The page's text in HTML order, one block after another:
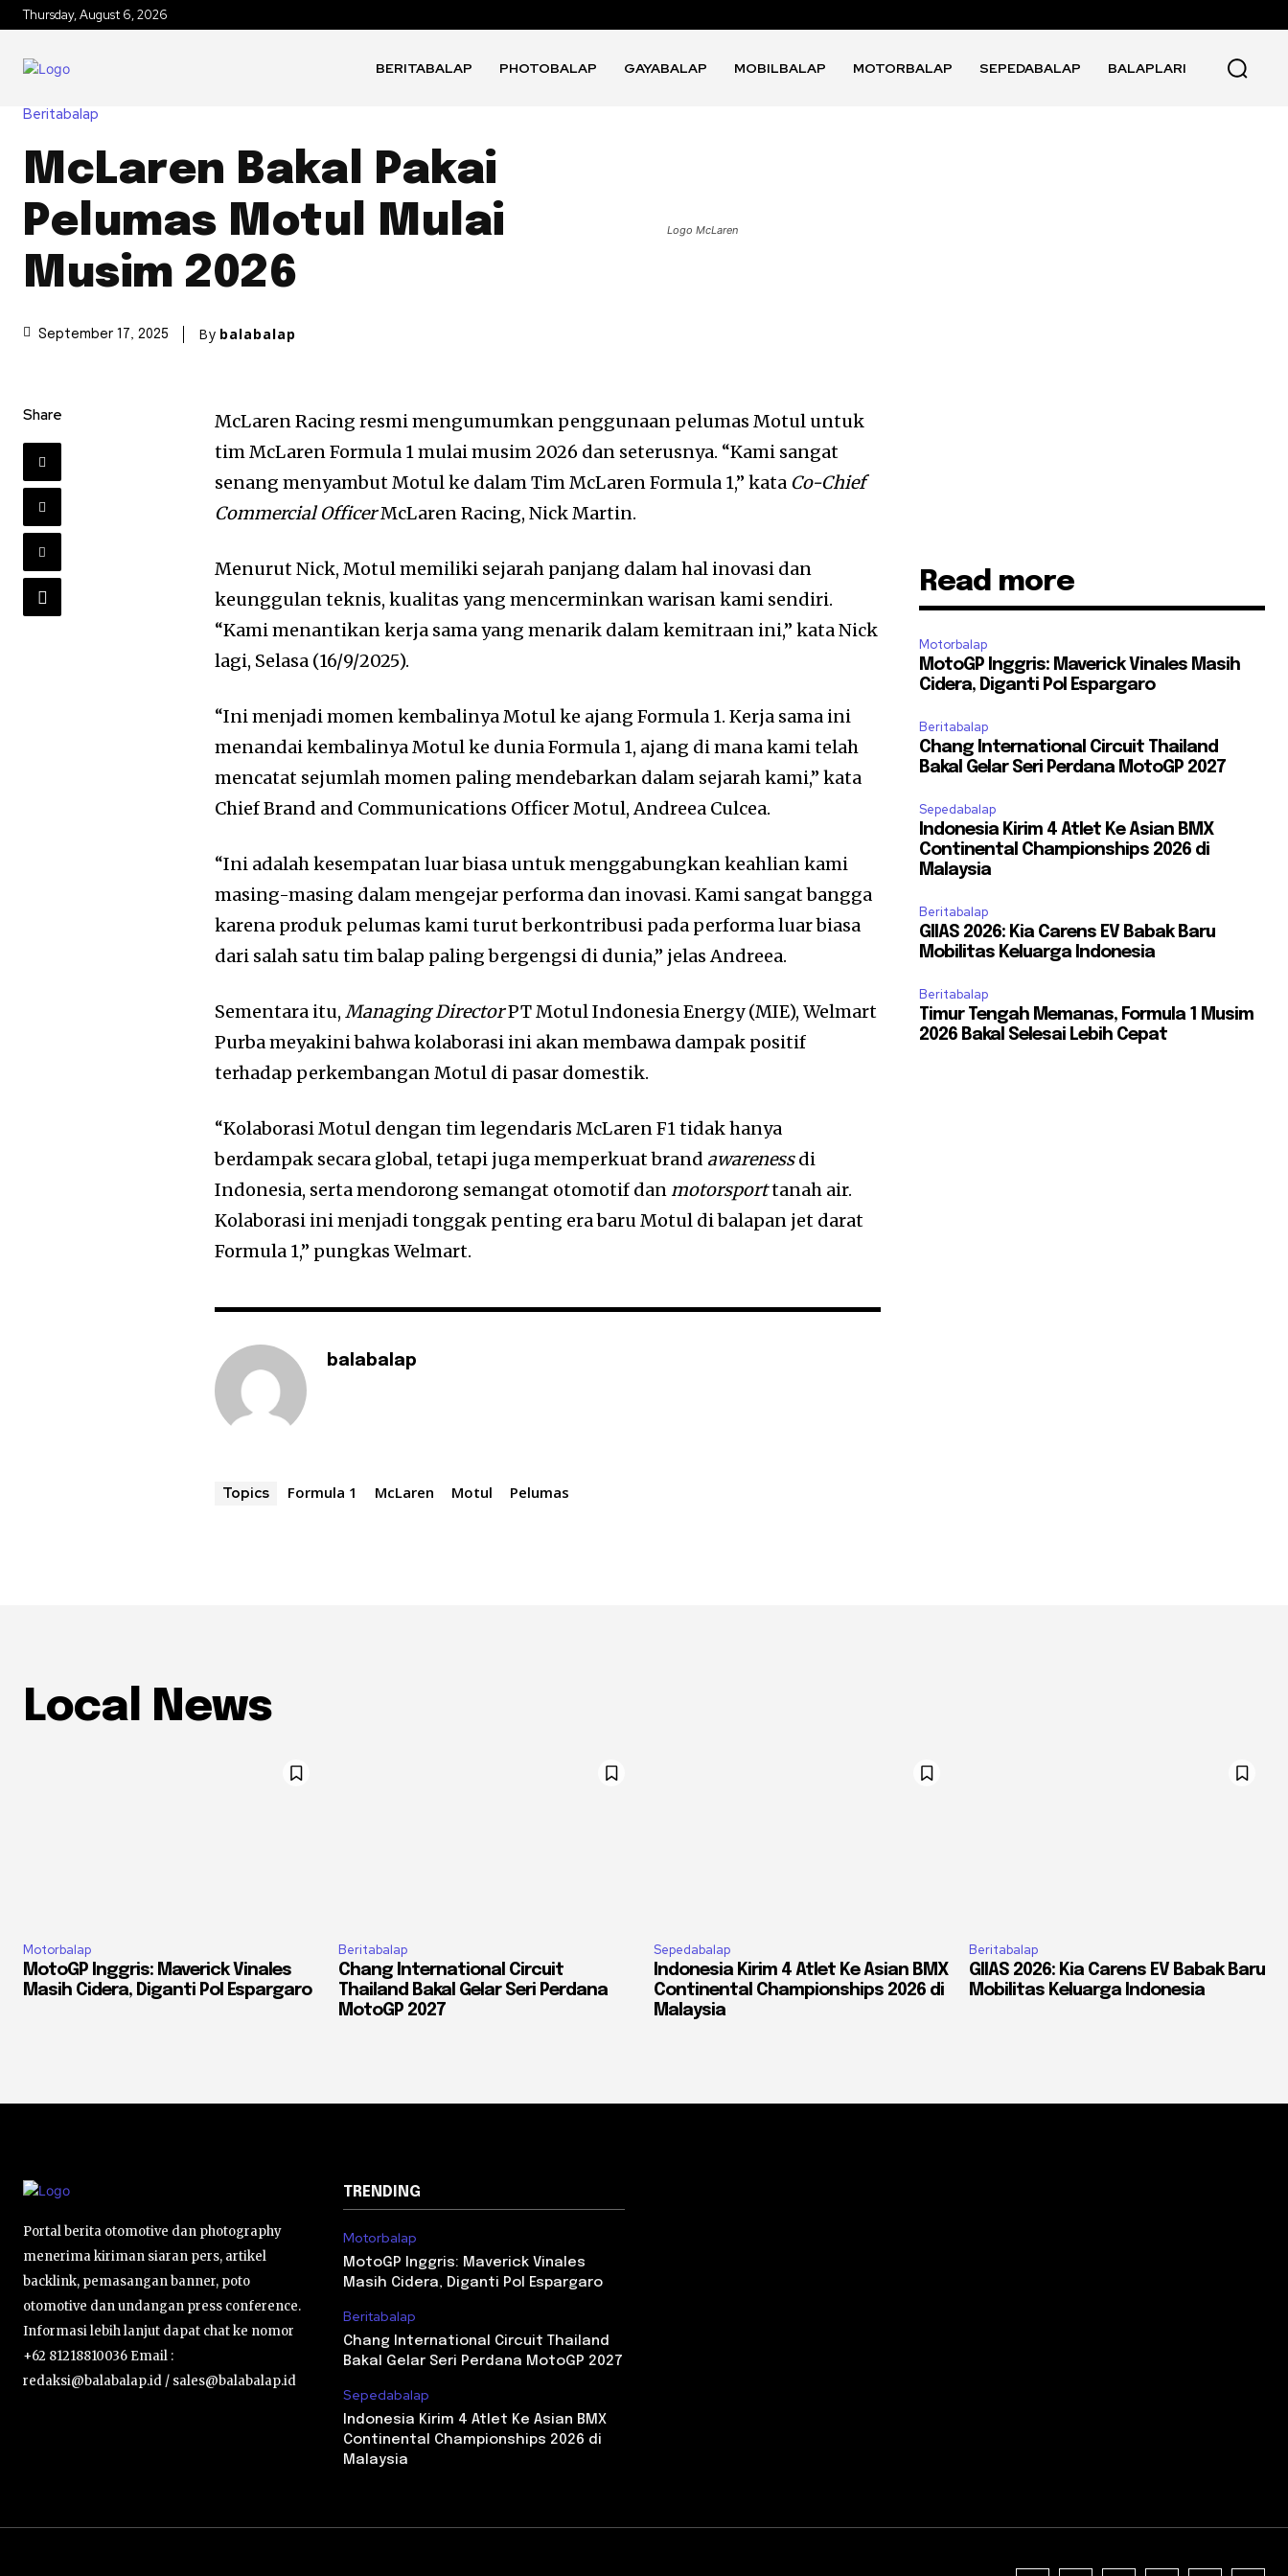
Thursday, August 6, 2026
BERITABALAP PHOTOBALAP GAYABALAP MOBILBALAP MOTORBALAP SEPEDABALAP BALAPLARI
Beritabalap
McLaren Bakal Pakai
Pelumas Motul Mulai
Musim 2026
September 17, 2025 By balabalap
Logo McLaren
Share
McLaren Racing resmi mengumumkan penggunaan pelumas Motul untuk
tim McLaren Formula 1 mulai musim 2026 dan seterusnya. “Kami sangat
senang menyambut Motul ke dalam Tim McLaren Formula 1,” kata Co-Chief
Commercial OfficerMcLaren Racing, Nick Martin.
Menurut Nick, Motul memiliki sejarah panjang dalam hal inovasi dan
keunggulan teknis, kualitas yang mencerminkan warisan kami sendiri.
“Kami menantikan kerja sama yang menarik dalam kemitraan ini,” kata Nick
lagi, Selasa (16/9/2025).
“Ini menjadi momen kembalinya Motul ke ajang Formula 1. Kerja sama ini
menandai kembalinya Motul ke dunia Formula 1, ajang di mana kami telah
mencatat sejumlah momen paling mendebarkan dalam sejarah kami,” kata
Chief Brand and Communications Officer Motul, Andreea Culcea.
“Ini adalah kesempatan luar biasa untuk menggabungkan keahlian kami
masing-masing dalam mengejar performa dan inovasi. Kami sangat bangga
karena produk pelumas kami turut berkontribusi pada performa luar biasa
dari salah satu tim balap paling bergengsi di dunia,” jelas Andreea.
Sementara itu,Managing DirectorPT Motul Indonesia Energy (MIE), Welmart
Purba meyakini bahwa kolaborasi ini akan membawa dampak positif
terhadap perkembangan Motul di pasar domestik.
“Kolaborasi Motul dengan tim legendaris McLaren F1 tidak hanya
berdampak secara global, tetapi juga memperkuat brand awarenessdi
Indonesia, serta mendorong semangat otomotif dan motorsporttanah air.
Kolaborasi ini menjadi tonggak penting era baru Motul di balapan jet darat
Formula 1,” pungkas Welmart.
balabalap
Topics Formula 1 McLaren Motul Pelumas
Read more
Motorbalap
MotoGP Inggris: Maverick Vinales Masih
Cidera, Diganti Pol Espargaro
Beritabalap
Chang International Circuit Thailand
Bakal Gelar Seri Perdana MotoGP 2027
Sepedabalap
Indonesia Kirim 4 Atlet Ke Asian BMX
Continental Championships 2026 di
Malaysia
Beritabalap
GIIAS 2026: Kia Carens EV Babak Baru
Mobilitas Keluarga Indonesia
Beritabalap
Timur Tengah Memanas, Formula 1 Musim
2026 Bakal Selesai Lebih Cepat
Local News
Motorbalap
MotoGP Inggris: Maverick Vinales
Masih Cidera, Diganti Pol Espargaro
Beritabalap
Chang International Circuit
Thailand Bakal Gelar Seri Perdana
MotoGP 2027
Sepedabalap
Indonesia Kirim 4 Atlet Ke Asian BMX
Continental Championships 2026 di
Malaysia
Beritabalap
GIIAS 2026: Kia Carens EV Babak Baru
Mobilitas Keluarga Indonesia
Portal berita otomotive dan photography
menerima kiriman siaran pers, artikel
backlink, pemasangan banner, poto
otomotive dan undangan press conference.
Informasi lebih lanjut dapat chat ke nomor
+62 81218810036 Email :
redaksi@balabalap.id / sales@balabalap.id
TRENDING
Motorbalap
MotoGP Inggris: Maverick Vinales
Masih Cidera, Diganti Pol Espargaro
Beritabalap
Chang International Circuit Thailand
Bakal Gelar Seri Perdana MotoGP 2027
Sepedabalap
Indonesia Kirim 4 Atlet Ke Asian BMX
Continental Championships 2026 di
Malaysia